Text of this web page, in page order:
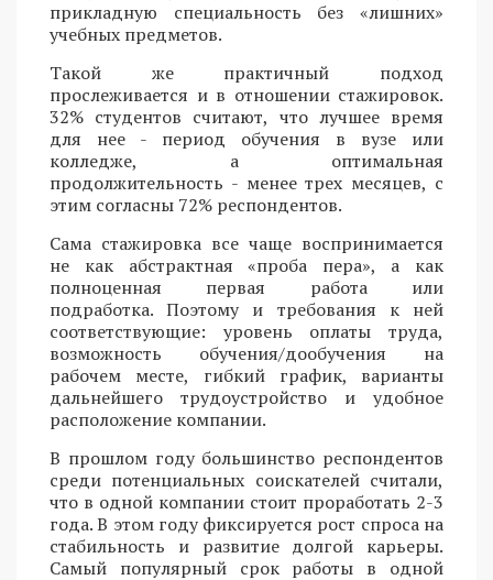
прикладную специальность без «лишних»
учебных предметов.
Такой же практичный подход
прослеживается и в отношении стажировок.
32% студентов считают, что лучшее время
для нее - период обучения в вузе или
колледже, а оптимальная
продолжительность - менее трех месяцев, с
этим согласны 72% респондентов.
Сама стажировка все чаще воспринимается
не как абстрактная «проба пера», а как
полноценная первая работа или
подработка. Поэтому и требования к ней
соответствующие: уровень оплаты труда,
возможность обучения/дообучения на
рабочем месте, гибкий график, варианты
дальнейшего трудоустройство и удобное
расположение компании.
В прошлом году большинство респондентов
среди потенциальных соискателей считали,
что в одной компании стоит проработать 2-3
года. В этом году фиксируется рост спроса на
стабильность и развитие долгой карьеры.
Самый популярный срок работы в одной